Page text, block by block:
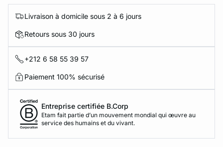
Livraison à domicile sous 2 à 6 jours
Retours sous 30 jours
+212 6 58 55 39 57
Paiement 100% sécurisé
Entreprise certifiée B.Corp
Etam fait partie d’un mouvement mondial qui œuvre au
service des humains et du vivant.